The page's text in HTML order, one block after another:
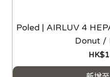
Poled | AIRLUV 4
Donut /
價格